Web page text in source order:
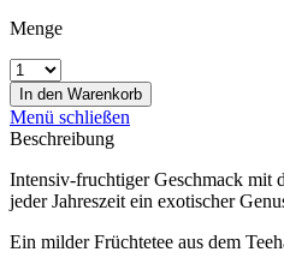
Menge
In den Warenkorb
Menü schließen
Beschreibung
Intensiv-fruchtiger Geschmack mit
jeder Jahreszeit ein exotischer
Ein milder Früchtetee aus dem